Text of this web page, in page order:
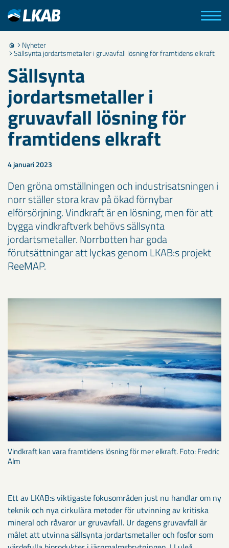
Nyheter
Sällsynta jordartsmetaller i gruvavfall lösning för framtidens elkraft
Sällsynta
jordartsmetaller i
gruvavfall lösning för
framtidens elkraft
4 januari 2023
Den gröna omställningen och industrisatsningen i
norr ställer stora krav på ökad förnybar
elförsörjning. Vindkraft är en lösning, men för att
bygga vindkraftverk behövs sällsynta
jordartsmetaller. Norrbotten har goda
förutsättningar att lyckas genom LKAB:s projekt
ReeMAP.
Vindkraft kan vara framtidens lösning för mer elkraft. Foto: Fredric
Alm
Ett av LKAB:s viktigaste fokusområden just nu handlar om ny
teknik och nya cirkulära metoder för utvinning av kri­tiska
mineral och råvaror ur gruvavfall. Ur dagens gruvavfall är
målet att utvinna sällsynta jordartsmetaller och fosfor som